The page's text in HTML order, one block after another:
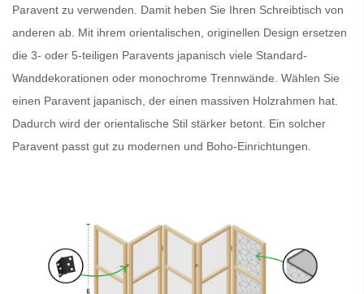
Paravent zu verwenden. Damit heben Sie Ihren Schreibtisch von
anderen ab. Mit ihrem orientalischen, originellen Design ersetzen
die 3- oder 5-teiligen Paravents japanisch viele Standard-
Wanddekorationen oder monochrome Trennwände. Wählen Sie
einen Paravent japanisch , der einen massiven Holzrahmen hat.
Dadurch wird der orientalische Stil stärker betont. Ein solcher
Paravent passt gut zu modernen und Boho-Einrichtungen.